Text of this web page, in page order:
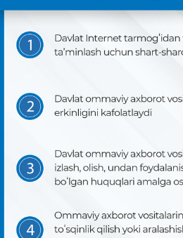
КОНСТИТУЦИЯЛЫҚ СӨЗЛИК
КОНСТИТУЦИЯНЫ ҮЙРЕНЕМИЗ